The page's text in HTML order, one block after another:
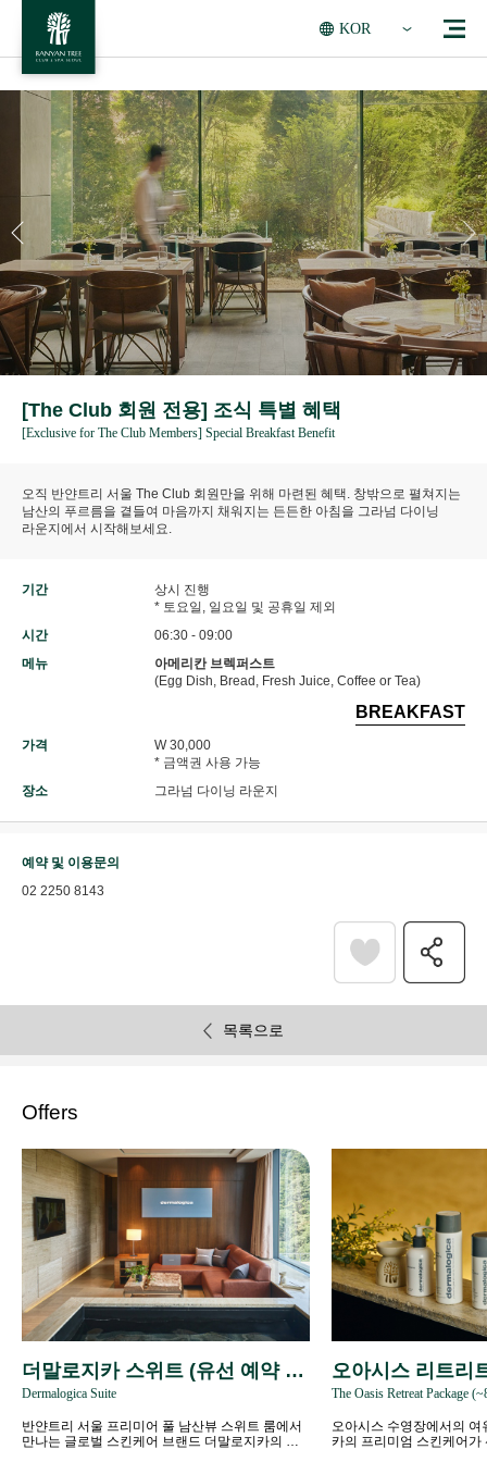
KOR
[The Club 회원 전용] 조식 특별 혜택
[Exclusive for The Club Members] Special Breakfast Benefit
오직 반얀트리 서울 The Club 회원만을 위해 마련된 혜택. 창밖으로 펼쳐지는
남산의 푸르름을 곁들여 마음까지 채워지는 든든한 아침을 그라넘 다이닝
라운지에서 시작해보세요.
기간
상시 진행
* 토요일, 일요일 및 공휴일 제외
시간
06:30 - 09:00
메뉴
아메리칸 브렉퍼스트
(Egg Dish, Bread, Fresh Juice, Coffee or Tea)
BREAKFAST
가격
W 30,000
* 금액권 사용 가능
장소
그라넘 다이닝 라운지
예약 및 이용문의
02 2250 8143
목록으로
Offers
더말로지카 스위트 (유선 예약 전
용)
Dermalogica Suite
반얀트리 서울 프리미어 풀 남산뷰 스위트 룸에서
만나는 글로벌 스킨케어 브랜드 더말로지카의 웰
오아시스 리트리
3)
The Oasis Retreat Package
오아시스 수영장에서의
카의 프리미엄 스킨케어가